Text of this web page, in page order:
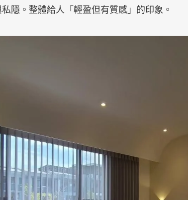
隱。整體給人「輕盈但有質感」的印象。